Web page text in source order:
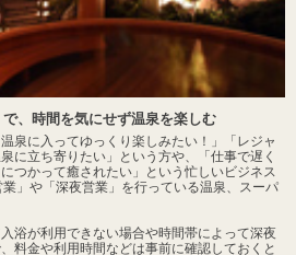
で、時間を気にせず温泉を楽しむ
泉に入ってゆっくり楽しみたい！」「レジャ
に立ち寄りたい」という方や、「仕事で遅く
つかって癒されたい」という忙しいビジネス
」や「深夜営業」を行っている温泉、スーパ
浴が利用できない場合や時間帯によって深夜
料金や利用時間などは事前に確認しておくと